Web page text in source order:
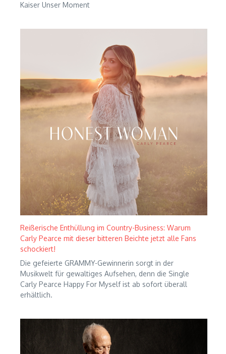
Kaiser Unser Moment
Reißerische Enthüllung im Country-Business: Warum
Carly Pearce mit dieser bitteren Beichte jetzt alle Fans
schockiert!
Die gefeierte GRAMMY-Gewinnerin sorgt in der
Musikwelt für gewaltiges Aufsehen, denn die Single
Carly Pearce Happy For Myself ist ab sofort überall
erhältlich.